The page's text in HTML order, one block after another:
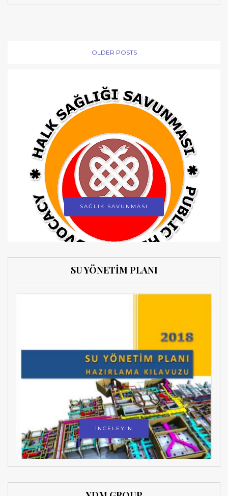
OLDER POSTS
SAĞLIK SAVUNMASI
SU YÖNETİM PLANI
İNCELEYİN